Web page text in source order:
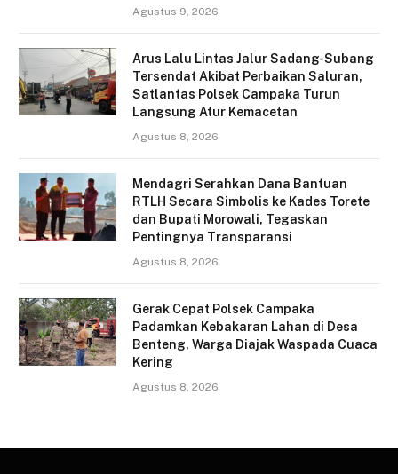
Agustus 9, 2026
Arus Lalu Lintas Jalur Sadang-Subang
Tersendat Akibat Perbaikan Saluran,
Satlantas Polsek Campaka Turun
Langsung Atur Kemacetan
Agustus 8, 2026
Mendagri Serahkan Dana Bantuan
RTLH Secara Simbolis ke Kades Torete
dan Bupati Morowali, Tegaskan
Pentingnya Transparansi
Agustus 8, 2026
Gerak Cepat Polsek Campaka
Padamkan Kebakaran Lahan di Desa
Benteng, Warga Diajak Waspada Cuaca
Kering
Agustus 8, 2026